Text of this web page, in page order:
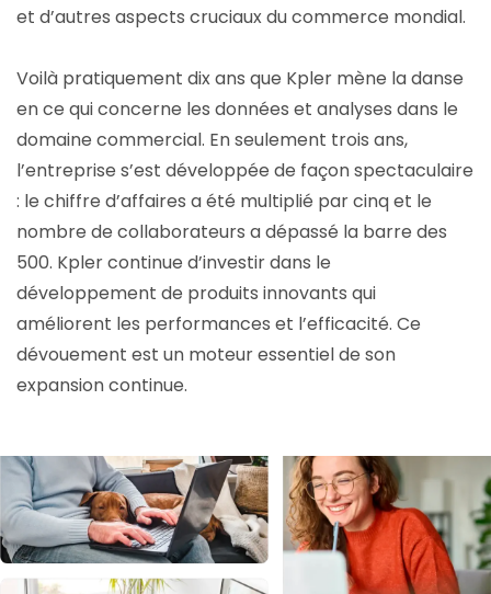
et d’autres aspects cruciaux du commerce mondial.
Voilà pratiquement dix ans que Kpler mène la danse
en ce qui concerne les données et analyses dans le
domaine commercial. En seulement trois ans,
l’entreprise s’est développée de façon spectaculaire
: le chiffre d’affaires a été multiplié par cinq et le
nombre de collaborateurs a dépassé la barre des
500. Kpler continue d’investir dans le
développement de produits innovants qui
améliorent les performances et l’efficacité. Ce
dévouement est un moteur essentiel de son
expansion continue.